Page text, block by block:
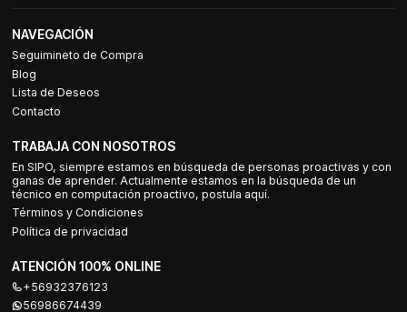
NAVEGACIÓN
Seguimineto de Compra
Blog
Lista de Deseos
Contacto
TRABAJA CON NOSOTROS
En SIPO, siempre estamos en búsqueda de personas proactivas y con
ganas de aprender. Actualmente estamos en la búsqueda de un
técnico en computación proactivo, postula aquí.
Términos y Condiciones
Política de privacidad
ATENCIÓN 100% ONLINE
+56932376123
56986674439